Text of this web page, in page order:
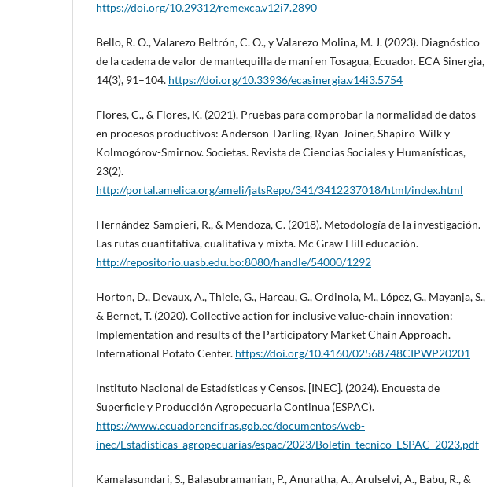
https://doi.org/10.29312/remexca.v12i7.2890
Bello, R. O., Valarezo Beltrón, C. O., y Valarezo Molina, M. J. (2023). Diagnóstico
de la cadena de valor de mantequilla de maní en Tosagua, Ecuador. ECA Sinergia,
14(3), 91–104. https://doi.org/10.33936/ecasinergia.v14i3.5754
Flores, C., & Flores, K. (2021). Pruebas para comprobar la normalidad de datos
en procesos productivos: Anderson-Darling, Ryan-Joiner, Shapiro-Wilk y
Kolmogórov-Smirnov. Societas. Revista de Ciencias Sociales y Humanísticas,
23(2).
http://portal.amelica.org/ameli/jatsRepo/341/3412237018/html/index.html
Hernández-Sampieri, R., & Mendoza, C. (2018). Metodología de la investigación.
Las rutas cuantitativa, cualitativa y mixta. Mc Graw Hill educación.
http://repositorio.uasb.edu.bo:8080/handle/54000/1292
Horton, D., Devaux, A., Thiele, G., Hareau, G., Ordinola, M., López, G., Mayanja, S.,
& Bernet, T. (2020). Collective action for inclusive value-chain innovation:
Implementation and results of the Participatory Market Chain Approach.
International Potato Center. https://doi.org/10.4160/02568748CIPWP20201
Instituto Nacional de Estadísticas y Censos. [INEC]. (2024). Encuesta de
Superficie y Producción Agropecuaria Continua (ESPAC).
https://www.ecuadorencifras.gob.ec/documentos/web-
inec/Estadisticas_agropecuarias/espac/2023/Boletin_tecnico_ESPAC_2023.pdf
Kamalasundari, S., Balasubramanian, P., Anuratha, A., Arulselvi, A., Babu, R., &